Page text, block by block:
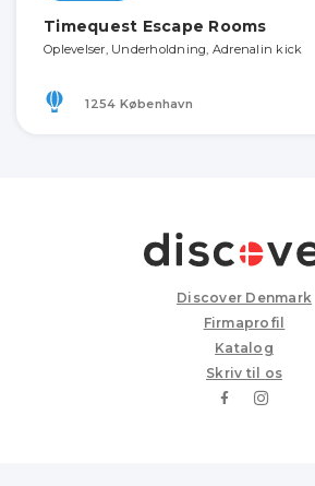
Timequest Escape Rooms
Oplevelser, Underholdning, Adrenalin kick
1254 København
Discover Denmark
Firmaprofil
Katalog
Skriv til os